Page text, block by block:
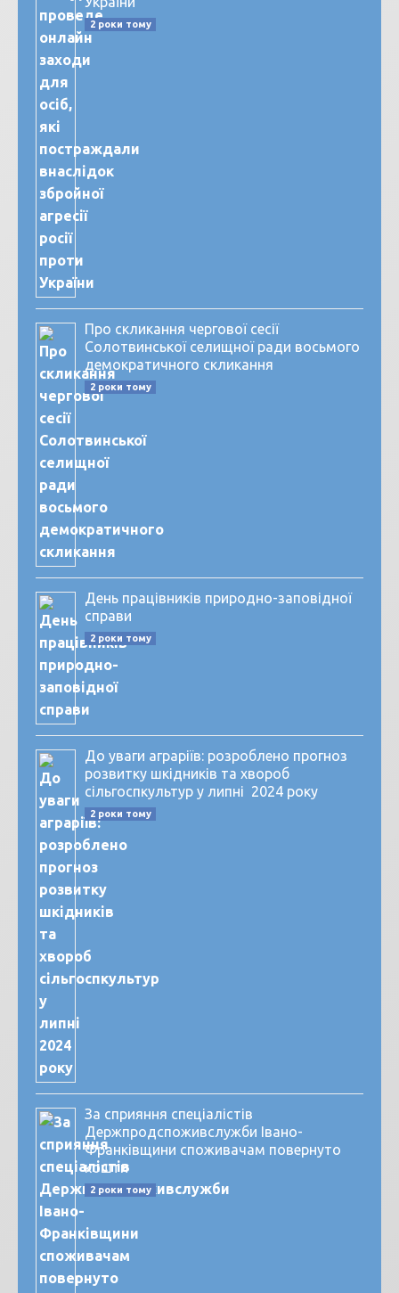
2 роки тому
Про скликання чергової сесії
Солотвинської селищної ради восьмого
демократичного скликання
2 роки тому
День працівників природно-заповідної
справи
2 роки тому
До уваги аграріїв: розроблено прогноз
розвитку шкідників та хвороб
сільгоспкультур у липні 2024 року
2 роки тому
За сприяння спеціалістів
Держпродспоживслужби Івано-
Франківщини споживачам повернуто
кошти
2 роки тому